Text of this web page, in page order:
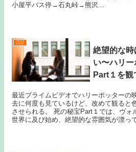
小屋平バス停→石丸峠→熊沢...
日記
絶望的な
い〜ハリ
Part１を観
最近プライムビデオでハリーポッターの
去に何度も見ているけど、改めて観ると
させられる。 死の秘宝Part１では、ヴォ
世界に及び始め、絶望的な雰囲気が漂っ